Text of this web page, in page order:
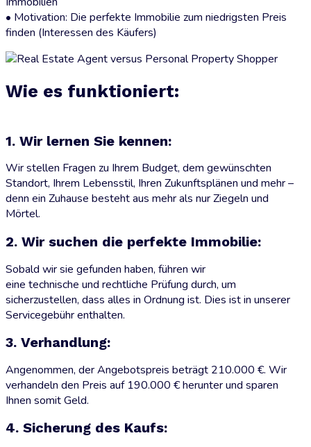
• Motivation: Die perfekte Immobilie zum niedrigsten Preis
finden (Interessen des Käufers)
Wie es funktioniert:
1. Wir lernen Sie kennen:
Wir stellen Fragen zu Ihrem Budget, dem gewünschten
Standort, Ihrem Lebensstil, Ihren Zukunftsplänen und mehr –
denn ein Zuhause besteht aus mehr als nur Ziegeln und
Mörtel.
2. Wir suchen die perfekte Immobilie:
Sobald wir sie gefunden haben, führen wir
eine technische und rechtliche Prüfung durch, um
sicherzustellen, dass alles in Ordnung ist. Dies ist in unserer
Servicegebühr enthalten.
3. Verhandlung:
Angenommen, der Angebotspreis beträgt 210.000 €. Wir
verhandeln den Preis auf 190.000 € herunter und sparen
Ihnen somit Geld.
4. Sicherung des Kaufs: